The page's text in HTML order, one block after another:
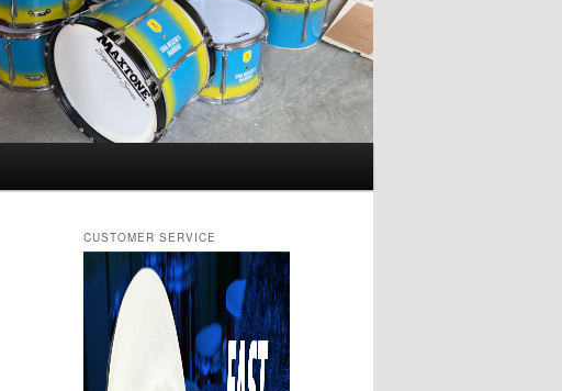
CUSTOMER SERVICE